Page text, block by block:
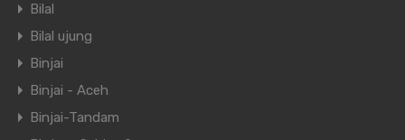
Bilal
Bilal ujung
Binjai
Binjai - Aceh
Binjai-Tandam